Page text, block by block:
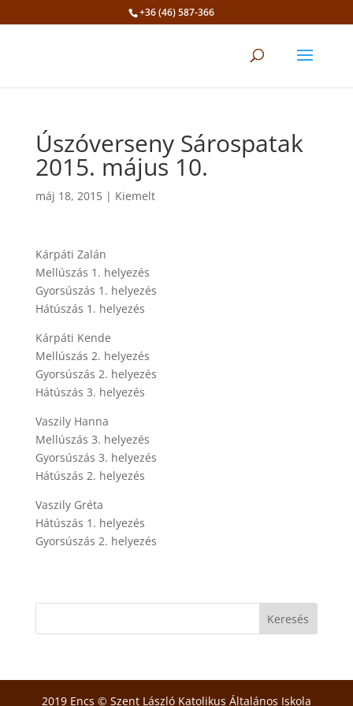
+36 (46) 587-366
Úszóverseny Sárospatak
2015. május 10.
máj 18, 2015| Kiemelt
Kárpáti Zalán
Mellúszás 1. helyezés
Gyorsúszás 1. helyezés
Hátúszás 1. helyezés
Kárpáti Kende
Mellúszás 2. helyezés
Gyorsúszás 2. helyezés
Hátúszás 3. helyezés
Vaszily Hanna
Mellúszás 3. helyezés
Gyorsúszás 3. helyezés
Hátúszás 2. helyezés
Vaszily Gréta
Hátúszás 1. helyezés
Gyorsúszás 2. helyezés
2019 Encs © Szent László Katolikus Általános Iskola